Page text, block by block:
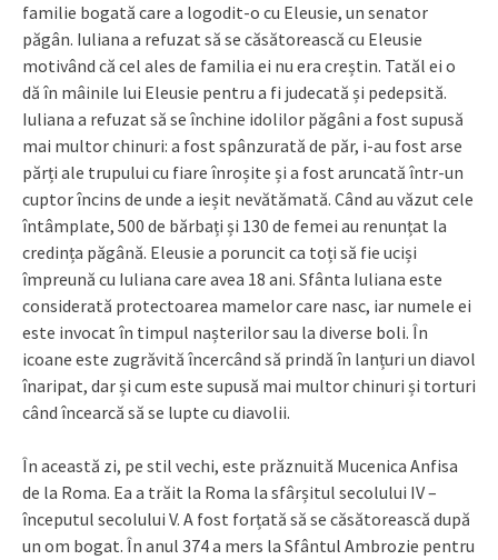
familie bogată care a logodit-o cu Eleusie, un senator
păgân. Iuliana a refuzat să se căsătorească cu Eleusie
motivând că cel ales de familia ei nu era creștin. Tatăl ei o
dă în mâinile lui Eleusie pentru a fi judecată și pedepsită.
Iuliana a refuzat să se închine idolilor păgâni a fost supusă
mai multor chinuri: a fost spânzurată de păr, i-au fost arse
părți ale trupului cu fiare înroșite și a fost aruncată într-un
cuptor încins de unde a ieșit nevătămată. Când au văzut cele
întâmplate, 500 de bărbați și 130 de femei au renunțat la
credința păgână. Eleusie a poruncit ca toți să fie uciși
împreună cu Iuliana care avea 18 ani. Sfânta Iuliana este
considerată protectoarea mamelor care nasc, iar numele ei
este invocat în timpul nașterilor sau la diverse boli. În
icoane este zugrăvită încercând să prindă în lanțuri un diavol
înaripat, dar și cum este supusă mai multor chinuri și torturi
când încearcă să se lupte cu diavolii.
În această zi, pe stil vechi, este prăznuită Mucenica Anfisa
de la Roma. Ea a trăit la Roma la sfârșitul secolului IV –
începutul secolului V. A fost forțată să se căsătorească după
un om bogat. În anul 374 a mers la Sfântul Ambrozie pentru